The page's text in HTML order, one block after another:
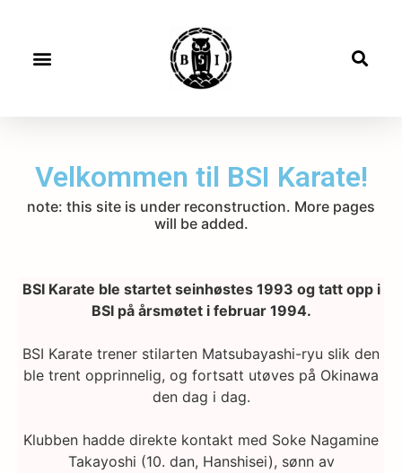
Velkommen til BSI Karate!
note: this site is under reconstruction. More pages
will be added.
BSI Karate ble startet seinhøstes 1993 og tatt opp i
BSI på årsmøtet i februar 1994.
BSI Karate trener stilarten Matsubayashi-ryu slik den
ble trent opprinnelig, og fortsatt utøves på Okinawa
den dag i dag.
Klubben hadde direkte kontakt med Soke Nagamine
Takayoshi (10. dan, Hanshisei), sønn av